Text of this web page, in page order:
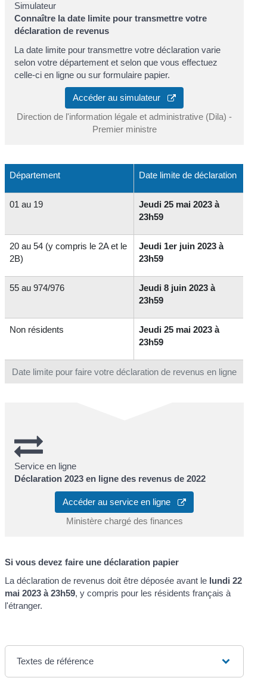
Simulateur
Connaître la date limite pour transmettre votre
déclaration de revenus
La date limite pour transmettre votre déclaration varie
selon votre département et selon que vous effectuez
celle-ci en ligne ou sur formulaire papier.
Accéder au simulateur
Direction de l'information légale et administrative (Dila) -
Premier ministre
Date limite pour faire votre déclaration de revenus en ligne
Département Date limite de déclaration
01 au 19
Jeudi 25 mai 2023 à
23h59
20 au 54 (y compris le 2A et le
2B)
Jeudi 1er juin 2023 à
23h59
55 au 974/976
Jeudi 8 juin 2023 à
23h59
Non résidents
Jeudi 25 mai 2023 à
23h59
Service en ligne
Déclaration 2023 en ligne des revenus de 2022
Accéder au service en ligne
Ministère chargé des finances
Si vous devez faire une déclaration papier
La déclaration de revenus doit être déposée avant le lundi 22
mai 2023 à 23h59, y compris pour les résidents français à
l'étranger.
Textes de référence